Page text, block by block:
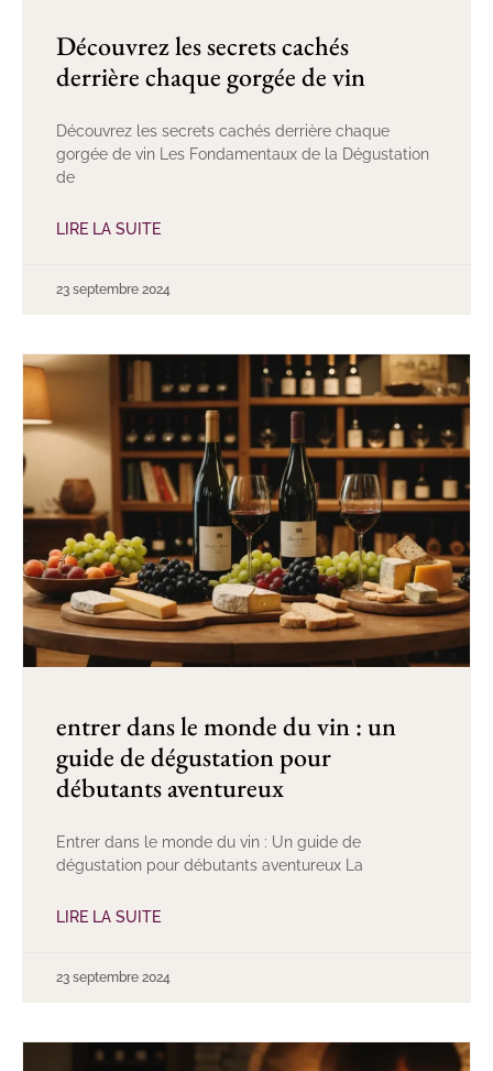
Découvrez les secrets cachés
derrière chaque gorgée de vin
Découvrez les secrets cachés derrière chaque
gorgée de vin Les Fondamentaux de la Dégustation
de
LIRE LA SUITE
23 septembre 2024
entrer dans le monde du vin : un
guide de dégustation pour
débutants aventureux
Entrer dans le monde du vin : Un guide de
dégustation pour débutants aventureux La
LIRE LA SUITE
23 septembre 2024